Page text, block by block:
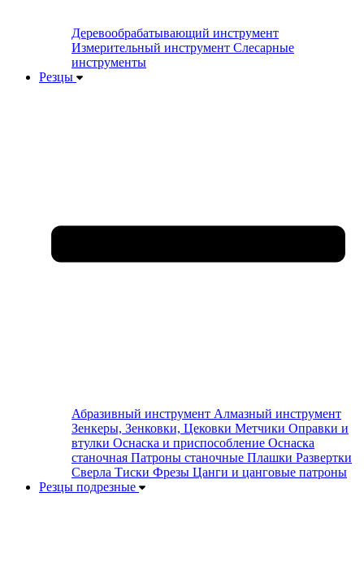
Деревообрабатывающий инструмент
Измерительный инструмент Слесарные
инструменты
Резцы
Абразивный инструмент Алмазный инструмент
Зенкеры, Зенковки, Цековки Метчики Оправки и
втулки Оснаска и приспособление Оснаска
станочная Патроны станочные Плашки Развертки
Сверла Тиски Фрезы Цанги и цанговые патроны
Резцы подрезные